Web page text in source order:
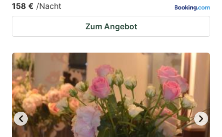
158 € /Nacht
Zum Angebot